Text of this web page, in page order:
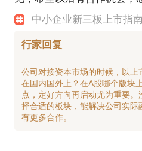
中小企业新三板上市指南
行家回复
公司对接资本市场的时候，以上
在国内国外上？在A股哪个版块
点，定好方向再启动尤为重要
择合适的板块，能解决公司实